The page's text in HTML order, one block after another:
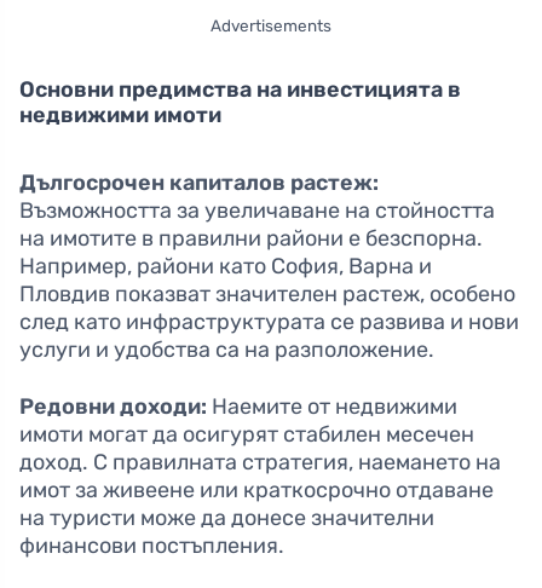
Advertisements
Основни предимства на инвестицията в
недвижими имоти
Дългосрочен капиталов растеж:
Възможността за увеличаване на стойността
на имотите в правилни райони е безспорна.
Например, райони като София, Варна и
Пловдив показват значителен растеж, особено
след като инфраструктурата се развива и нови
услуги и удобства са на разположение.
Редовни доходи: Наемите от недвижими
имоти могат да осигурят стабилен месечен
доход. С правилната стратегия, наемането на
имот за живеене или краткосрочно отдаване
на туристи може да донесе значителни
финансови постъпления.